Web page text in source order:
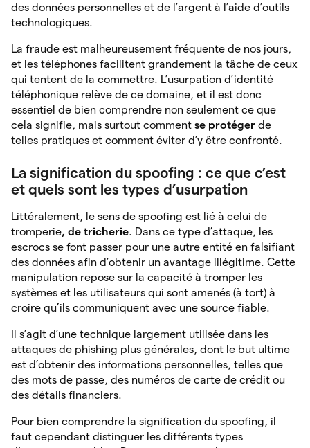
des données personnelles et de l’argent à l’aide d’outils
technologiques.
La fraude est malheureusement fréquente de nos jours,
et les téléphones facilitent grandement la tâche de ceux
qui tentent de la commettre. L’usurpation d’identité
téléphonique relève de ce domaine, et il est donc
essentiel de bien comprendre non seulement ce que
cela signifie, mais surtout comment se protéger de
telles pratiques et comment éviter d’y être confronté.
La signification du spoofing : ce que c’est
et quels sont les types d’usurpation
Littéralement, le sens de spoofing est lié à celui de
tromperie, de tricherie. Dans ce type d’attaque, les
escrocs se font passer pour une autre entité en falsifiant
des données afin d’obtenir un avantage illégitime. Cette
manipulation repose sur la capacité à tromper les
systèmes et les utilisateurs qui sont amenés (à tort) à
croire qu’ils communiquent avec une source fiable.
Il s’agit d’une technique largement utilisée dans les
attaques de phishing plus générales, dont le but ultime
est d’obtenir des informations personnelles, telles que
des mots de passe, des numéros de carte de crédit ou
des détails financiers.
Pour bien comprendre la signification du spoofing, il
faut cependant distinguer les différents types